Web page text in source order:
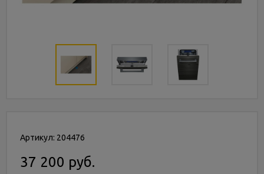
Артикул: 204476
37 200 руб.